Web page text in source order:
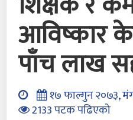
आविष्कार
पाँच लाख
१७ फाल्गुन २०७३,
2133 पटक पढिएको